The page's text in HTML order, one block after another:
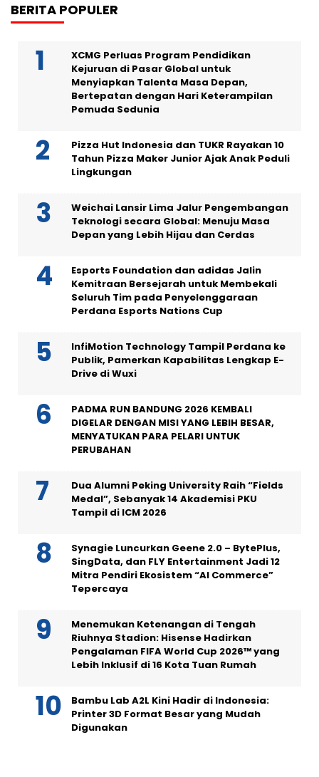
BERITA POPULER
XCMG Perluas Program Pendidikan
Kejuruan di Pasar Global untuk
Menyiapkan Talenta Masa Depan,
Bertepatan dengan Hari Keterampilan
Pemuda Sedunia
Pizza Hut Indonesia dan TUKR Rayakan 10
Tahun Pizza Maker Junior Ajak Anak Peduli
Lingkungan
Weichai Lansir Lima Jalur Pengembangan
Teknologi secara Global: Menuju Masa
Depan yang Lebih Hijau dan Cerdas
Esports Foundation dan adidas Jalin
Kemitraan Bersejarah untuk Membekali
Seluruh Tim pada Penyelenggaraan
Perdana Esports Nations Cup
InfiMotion Technology Tampil Perdana ke
Publik, Pamerkan Kapabilitas Lengkap E-
Drive di Wuxi
PADMA RUN BANDUNG 2026 KEMBALI
DIGELAR DENGAN MISI YANG LEBIH BESAR,
MENYATUKAN PARA PELARI UNTUK
PERUBAHAN
Dua Alumni Peking University Raih “Fields
Medal”, Sebanyak 14 Akademisi PKU
Tampil di ICM 2026
Synagie Luncurkan Geene 2.0 – BytePlus,
SingData, dan FLY Entertainment Jadi 12
Mitra Pendiri Ekosistem “AI Commerce”
Tepercaya
Menemukan Ketenangan di Tengah
Riuhnya Stadion: Hisense Hadirkan
Pengalaman FIFA World Cup 2026™ yang
Lebih Inklusif di 16 Kota Tuan Rumah
Bambu Lab A2L Kini Hadir di Indonesia:
Printer 3D Format Besar yang Mudah
Digunakan